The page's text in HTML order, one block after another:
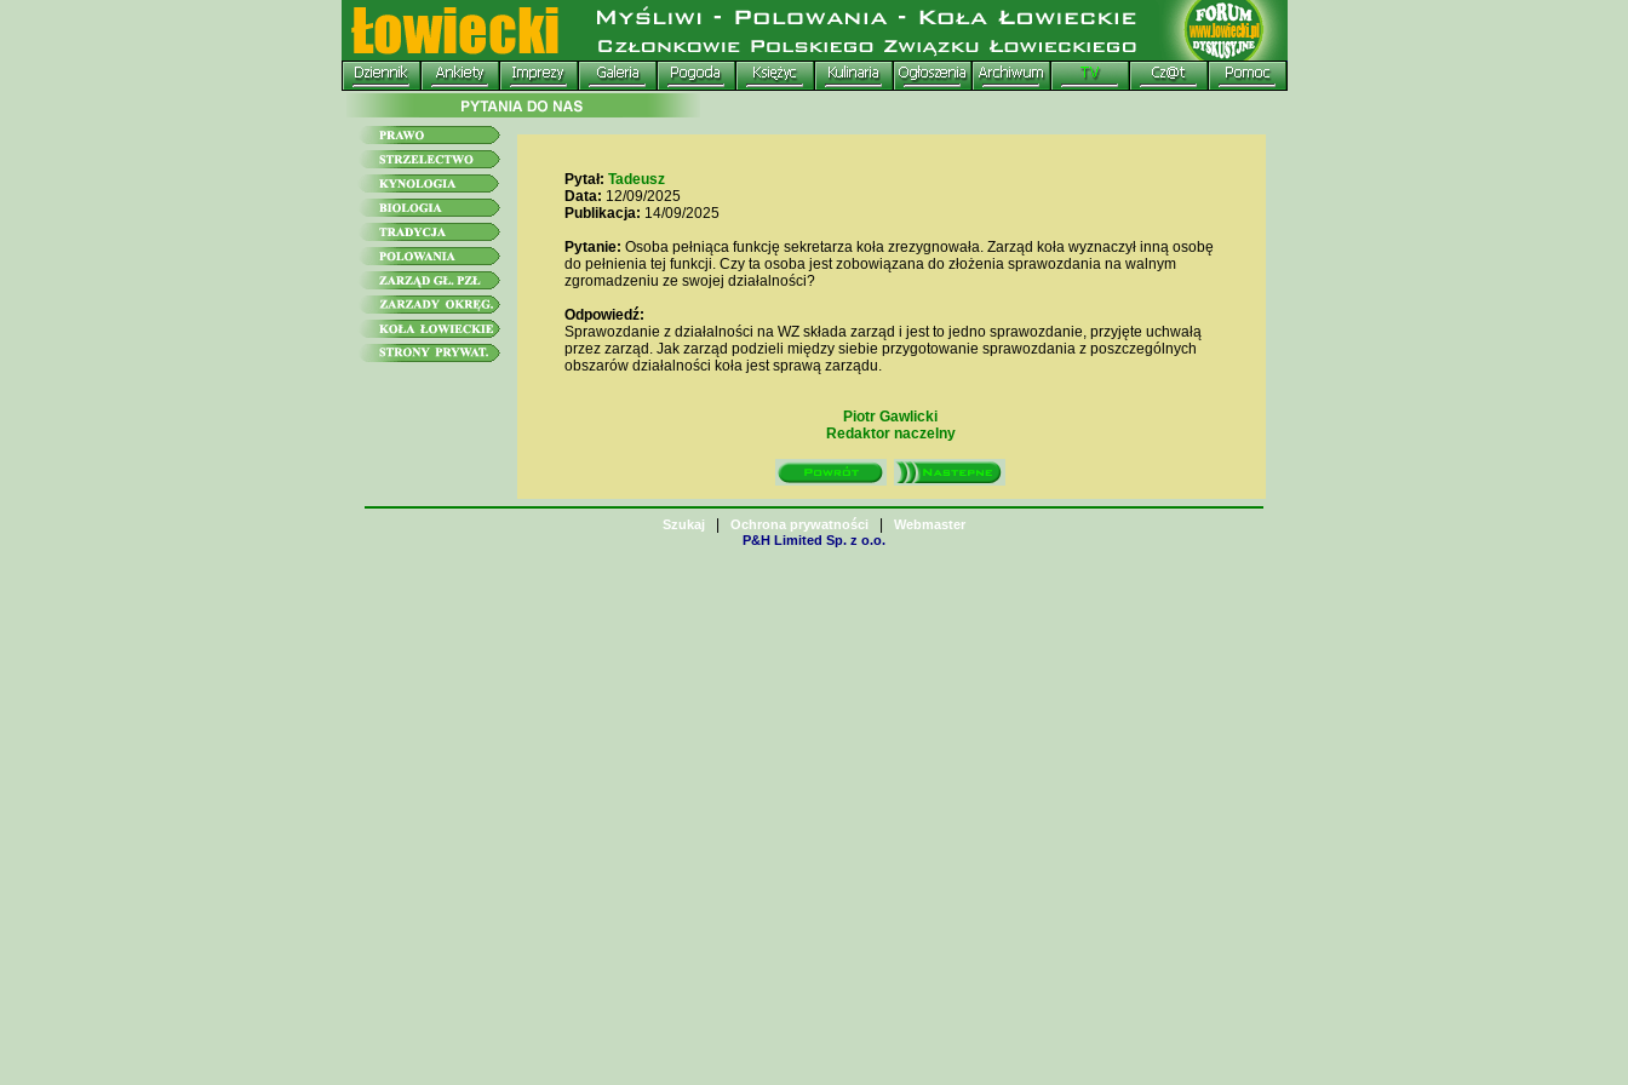
Pytał: Tadeusz
Data: 12/09/2025
Publikacja: 14/09/2025
Pytanie: Osoba pełniąca funkcję sekretarza koła zrezygnowała. Zarząd koła wyznaczył inną osobę
do pełnienia tej funkcji. Czy ta osoba jest zobowiązana do złożenia sprawozdania na walnym
zgromadzeniu ze swojej działalności?
Odpowiedź:
Sprawozdanie z działalności na WZ składa zarząd i jest to jedno sprawozdanie, przyjęte uchwałą
przez zarząd. Jak zarząd podzieli między siebie przygotowanie sprawozdania z poszczególnych
obszarów działalności koła jest sprawą zarządu.
Piotr Gawlicki
Redaktor naczelny
Szukaj Ochrona prywatności
Webmaster
P&H Limited Sp. z o.o.